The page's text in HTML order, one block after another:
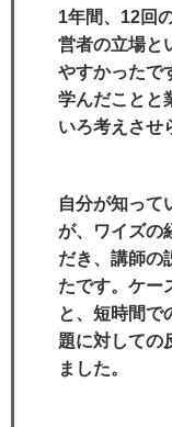
1年間、12回
営者の立場と
やすかったで
学んだことと
いろ考えさ
自分が知って
が、ワイズの
だき、講師の
たです。ケー
と、短時間で
題に対しての
ました。